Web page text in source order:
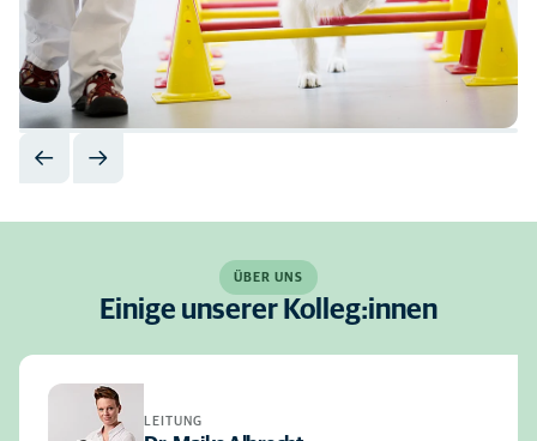
ÜBER UNS
Einige unserer Kolleg:innen
LEITUNG